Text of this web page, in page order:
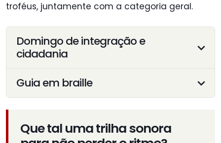
troféus, juntamente com a categoria geral.
Domingo de integração e
cidadania
Guia em braille
Que tal uma trilha sonora